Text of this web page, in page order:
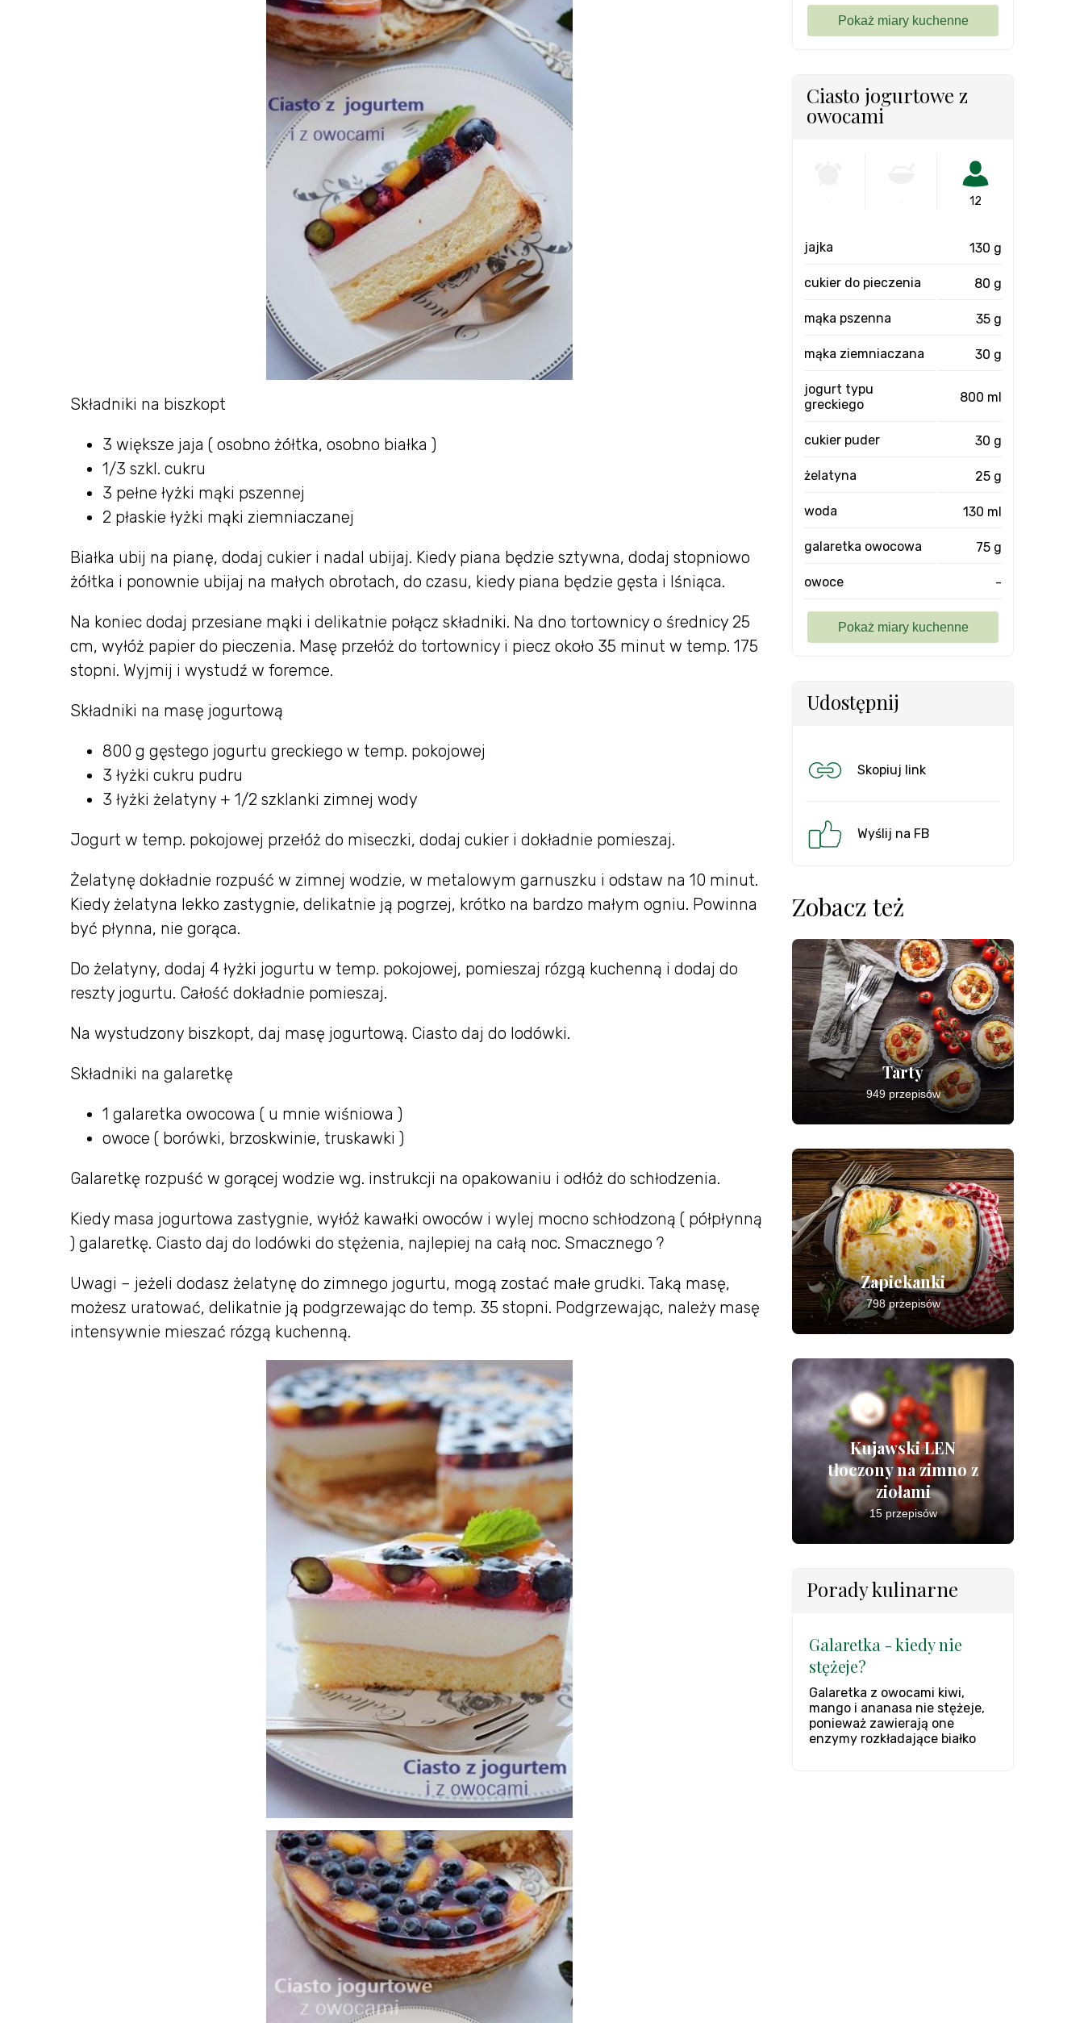
Składniki na biszkopt
3 większe jaja ( osobno żółtka, osobno białka )
1/3 szkl. cukru
3 pełne łyżki mąki pszennej
2 płaskie łyżki mąki ziemniaczanej
Białka ubij na pianę, dodaj cukier i nadal ubijaj. Kiedy piana będzie sztywna, dodaj stopniowo
żółtka i ponownie ubijaj na małych obrotach, do czasu, kiedy piana będzie gęsta i lśniąca.
Na koniec dodaj przesiane mąki i delikatnie połącz składniki. Na dno tortownicy o średnicy 25
cm, wyłóż papier do pieczenia. Masę przełóż do tortownicy i piecz około 35 minut w temp. 175
stopni. Wyjmij i wystudź w foremce.
Składniki na masę jogurtową
800 g gęstego jogurtu greckiego w temp. pokojowej
3 łyżki cukru pudru
3 łyżki żelatyny + 1/2 szklanki zimnej wody
Jogurt w temp. pokojowej przełóż do miseczki, dodaj cukier i dokładnie pomieszaj.
Żelatynę dokładnie rozpuść w zimnej wodzie, w metalowym garnuszku i odstaw na 10 minut.
Kiedy żelatyna lekko zastygnie, delikatnie ją pogrzej, krótko na bardzo małym ogniu. Powinna
być płynna, nie gorąca.
Do żelatyny, dodaj 4 łyżki jogurtu w temp. pokojowej, pomieszaj rózgą kuchenną i dodaj do
reszty jogurtu. Całość dokładnie pomieszaj.
Na wystudzony biszkopt, daj masę jogurtową. Ciasto daj do lodówki.
Składniki na galaretkę
1 galaretka owocowa ( u mnie wiśniowa )
owoce ( borówki, brzoskwinie, truskawki )
Galaretkę rozpuść w gorącej wodzie wg. instrukcji na opakowaniu i odłóż do schłodzenia.
Kiedy masa jogurtowa zastygnie, wyłóż kawałki owoców i wylej mocno schłodzoną ( półpłynną
) galaretkę. Ciasto daj do lodówki do stężenia, najlepiej na całą noc. Smacznego ?
Uwagi – jeżeli dodasz żelatynę do zimnego jogurtu, mogą zostać małe grudki. Taką masę,
możesz uratować, delikatnie ją podgrzewając do temp. 35 stopni. Podgrzewając, należy masę
intensywnie mieszać rózgą kuchenną.
Ciasto jogurtowe z
owocami
12
jajka 130 g
cukier do pieczenia 80 g
mąka pszenna 35 g
mąka ziemniaczana 30 g
jogurt typu
greckiego
800 ml
cukier puder 30 g
żelatyna 25 g
woda 130 ml
galaretka owocowa 75 g
owoce -
Udostępnij
Skopiuj link
Wyślij na FB
Zobacz też
Tarty
949 przepisów
Zapiekanki
798 przepisów
Kujawski LEN
tłoczony na zimno z
ziołami
15 przepisów
Porady kulinarne
Galaretka - kiedy nie
stężeje?
Galaretka z owocami kiwi,
mango i ananasa nie stężeje,
ponieważ zawierają one
enzymy rozkładające białko